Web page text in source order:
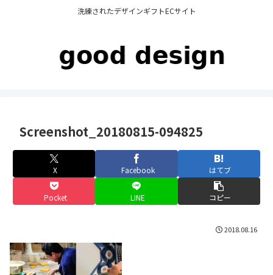
洗練されたデザインギフトECサイト
Screenshot_20180815-094825
X Facebook はてブ
Pocket LINE コピー
2018.08.16